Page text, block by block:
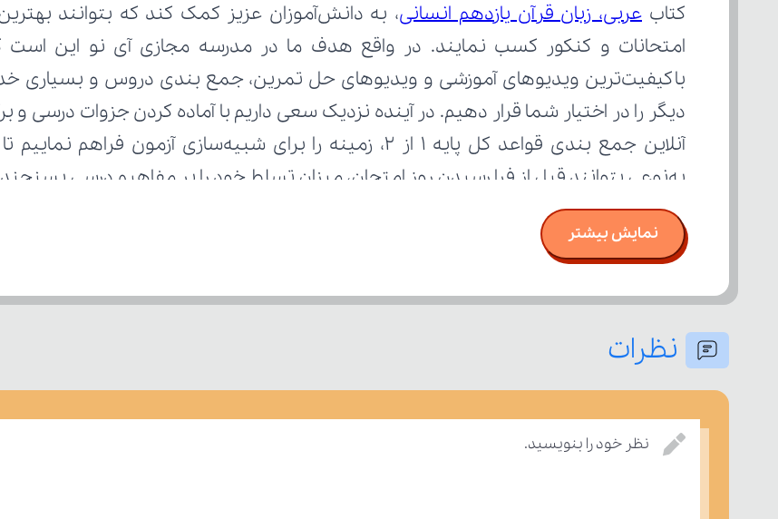
کتاب عربی، زبان قرآن یازدهم انسانی
به‌نوعی بتوانند قبل از فرا رسیدن روز امتحان، میزان تسلط خود را بر مفاهیم درسی بسنجند.
نمایش بیشتر
نظرات
نظر خود را بنویسید.